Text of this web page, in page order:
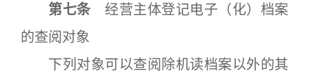
第七条 经营主体登记电子（化）档案
的查阅对象
下列对象可以查阅除机读档案以外的其